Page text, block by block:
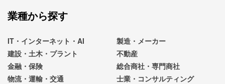
業種から探す
IT・インターネット・AI
製造・メーカー
建設・土木・プラント
不動産
金融・保険
総合商社・専門商社
物流・運輸・交通
士業・コンサルティング